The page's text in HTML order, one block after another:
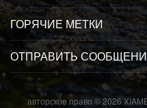
ГОРЯЧИЕ МЕТКИ
ОТПРАВИТЬ
авторское право © 2026